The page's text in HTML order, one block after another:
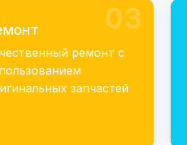
03
ремонт с
запчастей